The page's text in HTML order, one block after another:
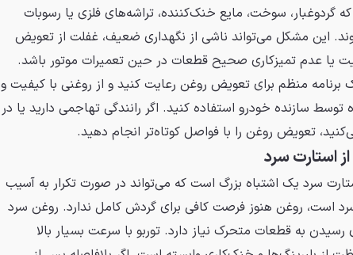
گردوغبار، سوخت، مایع خنک‌کننده، تراشه‌های فلزی یا رسوبات
این مشکل می‌تواند ناشی از نگهداری ضعیف، غفلت از تعویض
یا عدم تمیزکاری صحیح قطعات در حین تعمیرات موتور باشد.
برنامه منظم برای تعویض روغن رعایت کنید و از روغنی با کیفیت و
سازنده خودرو استفاده کنید. اگر رانندگی تهاجمی دارید یا در
تعویض روغن را با فواصل کوتاه‌تر انجام دهید.
استارت سرد
سرد یک اشتباه بزرگ است که می‌تواند در صورت تکرار به آسیب
است، روغن هنوز فرصت کافی برای گردش کامل ندارد. روغن سرد
به قطعات متحرک نیاز دارد. توربو با سرعت بسیار بالا